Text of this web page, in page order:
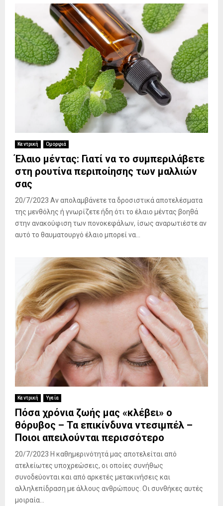
Κεντρική Ομορφιά
Έλαιο μέντας: Γιατί να το συμπεριλάβετε
στη ρουτίνα περιποίησης των μαλλιών
σας
20/7/2023 Αν απολαμβάνετε τα δροσιστικά αποτελέσματα
της μενθόλης ή γνωρίζετε ήδη ότι το έλαιο μέντας βοηθά
στην ανακούφιση των πονοκεφάλων, ίσως αναρωτιέστε αν
αυτό το θαυματουργό έλαιο μπορεί να...
Κεντρική Υγεία
Πόσα χρόνια ζωής μας «κλέβει» ο
θόρυβος – Τα επικίνδυνα ντεσιμπέλ –
Ποιοι απειλούνται περισσότερο
20/7/2023 Η καθημερινότητά μας αποτελείται από
ατελείωτες υποχρεώσεις, οι οποίες συνήθως
συνοδεύονται και από αρκετές μετακινήσεις και
αλληλεπίδραση με άλλους ανθρώπους. Οι συνθήκες αυτές
μοιραία...